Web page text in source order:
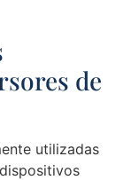
de
utilizadas